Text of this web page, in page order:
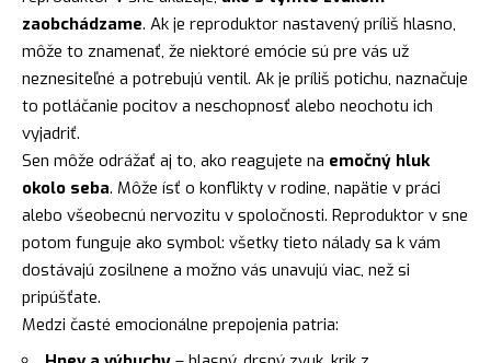
zaobchádzame. Ak je reproduktor nastavený príliš hlasno,
môže to znamenať, že niektoré emócie sú pre vás už
neznesiteľné a potrebujú ventil. Ak je príliš potichu, naznačuje
to potláčanie pocitov a neschopnosť alebo neochotu ich
vyjadriť.
Sen môže odrážať aj to, ako reagujete na emočný hluk
okolo seba. Môže ísť o konflikty v rodine, napätie v práci
alebo všeobecnú nervozitu v spoločnosti. Reproduktor v sne
potom funguje ako symbol: všetky tieto nálady sa k vám
dostávajú zosilnene a možno vás unavujú viac, než si
pripúšťate.
Medzi časté emocionálne prepojenia patria: